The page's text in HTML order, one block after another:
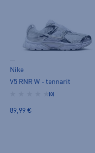
Nike
V5 RNR W - tennarit
(0)
89,99 €